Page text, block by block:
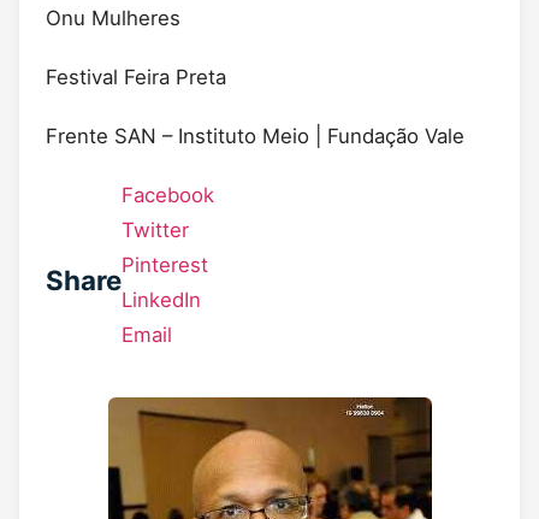
Onu Mulheres
Festival Feira Preta
Frente SAN – Instituto Meio | Fundação Vale
Share
Facebook
Twitter
Pinterest
LinkedIn
Email